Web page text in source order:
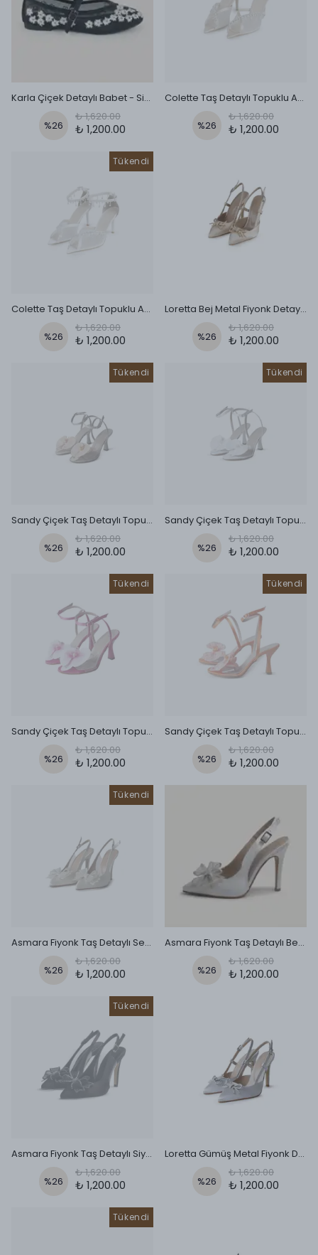
Karla Çiçek Detaylı Babet - Siyah
%26
₺ 1,620.00
₺ 1,200.00
Colette Taş Detaylı Topuklu Ayakkabı - Bej
%26
₺ 1,620.00
₺ 1,200.00
Tükendi
Colette Taş Detaylı Topuklu Ayakkabı - Beyaz
%26
₺ 1,620.00
₺ 1,200.00
Loretta Bej Metal Fiyonk Detaylı Topuklu Ayakkabı
%26
₺ 1,620.00
₺ 1,200.00
Tükendi
Sandy Çiçek Taş Detaylı Topuklu Sandalet - Bej
%26
₺ 1,620.00
₺ 1,200.00
Tükendi
Sandy Çiçek Taş Detaylı Topuklu Sandalet - Beyaz
%26
₺ 1,620.00
₺ 1,200.00
Tükendi
Sandy Çiçek Taş Detaylı Topuklu Sandalet - Fuşya
%26
₺ 1,620.00
₺ 1,200.00
Tükendi
Sandy Çiçek Taş Detaylı Topuklu Sandalet - turuncu
%26
₺ 1,620.00
₺ 1,200.00
Tükendi
Asmara Fiyonk Taş Detaylı Sedef Topuklu Ayakkabı
%26
₺ 1,620.00
₺ 1,200.00
Asmara Fiyonk Taş Detaylı Beyaz Topuklu Ayakkabı
%26
₺ 1,620.00
₺ 1,200.00
Tükendi
Asmara Fiyonk Taş Detaylı Siyah Topuklu Ayakkabı
%26
₺ 1,620.00
₺ 1,200.00
Loretta Gümüş Metal Fiyonk Detaylı Topuklu Ayakkabı
%26
₺ 1,620.00
₺ 1,200.00
Tükendi